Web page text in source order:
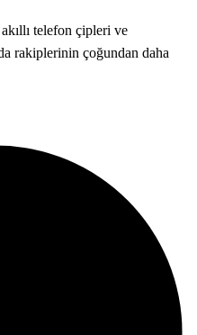
telefon çipleri ve
rakiplerinin çoğundan daha